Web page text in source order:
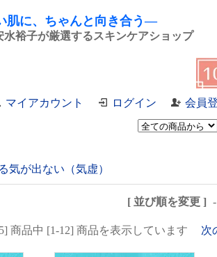
肌に、ちゃんと向き合う―
裕子が厳選するスキンケアショップ
マイアカウント
ログイン 会員
気が出ない（気虚）
[ 並び順を変更 ] -
商品中 [1-12] 商品を表示しています 次